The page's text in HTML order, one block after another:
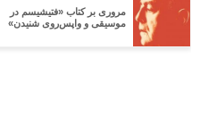
مروری بر کتاب «فتیشیسم در
موسیقی و واپس‌روی شنیدن»